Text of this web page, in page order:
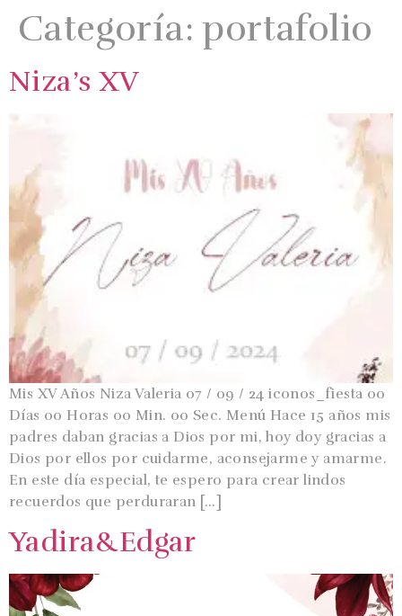
Categoría:portafolio
Niza’s XV
Mis XV Años Niza Valeria 07 / 09 / 24 iconos_fiesta 00
Días 00 Horas 00 Min. 00 Sec. Menú Hace 15 años mis
padres daban gracias a Dios por mi, hoy doy gracias a
Dios por ellos por cuidarme, aconsejarme y amarme.
En este día especial, te espero para crear lindos
recuerdos que perduraran […]
Yadira&Edgar